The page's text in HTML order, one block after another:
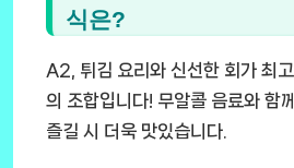
식은?
A2, 튀김 요리와 신선한 회가 최고
의 조합입니다! 무알콜 음료와 함께
즐길 시 더욱 맛있습니다.